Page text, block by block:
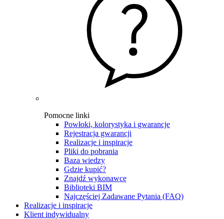
Pomocne linki
Powłoki, kolorystyka i gwarancje
Rejestracja gwarancji
Realizacje i inspiracje
Pliki do pobrania
Baza wiedzy
Gdzie kupić?
Znajdź wykonawcę
Biblioteki BIM
Najczęściej Zadawane Pytania (FAQ)
Realizacje i inspiracje
Klient indywidualny